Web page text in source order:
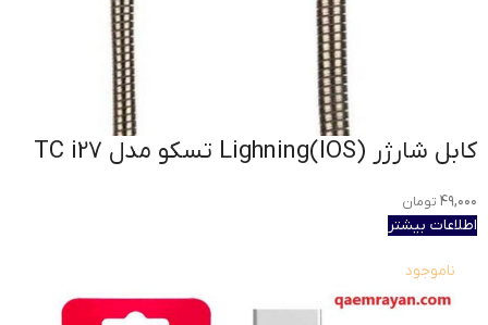
کابل شارژر Lighning(IOS) تسکو مدل TC i27
۴۹,۰۰۰ تومان
اطلاعات بیشتر
ناموجود